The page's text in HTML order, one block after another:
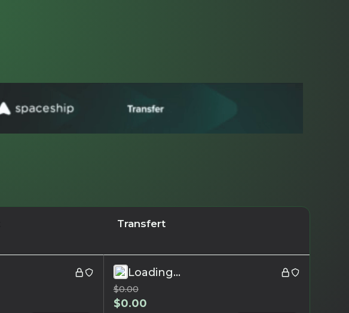
Transfert
Loading...
$0.00
$0.00